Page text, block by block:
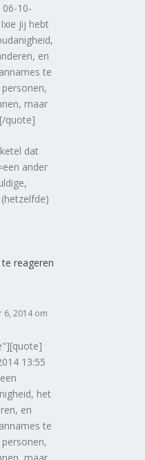
10-
jij hebt
en
te
maar
quote]
dat
ander
reageren
2014 om
13:55
het
en
te
maar